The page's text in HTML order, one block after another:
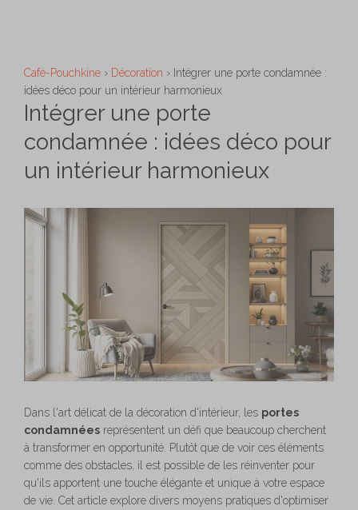
Café-Pouchkine › Décoration › Intégrer une porte condamnée :
idées déco pour un intérieur harmonieux
Intégrer une porte
condamnée : idées déco pour
un intérieur harmonieux
Dans l'art délicat de la décoration d'intérieur, les portes
condamnées représentent un défi que beaucoup cherchent
à transformer en opportunité. Plutôt que de voir ces éléments
comme des obstacles, il est possible de les réinventer pour
qu'ils apportent une touche élégante et unique à votre espace
de vie. Cet article explore divers moyens pratiques d'optimiser